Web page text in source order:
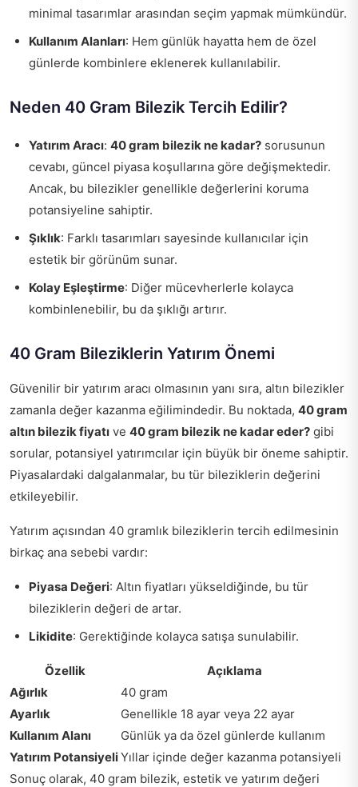
minimal tasarımlar arasından seçim yapmak mümkündür.
Kullanım Alanları: Hem günlük hayatta hem de özel
günlerde kombinlere eklenerek kullanılabilir.
Neden 40 Gram Bilezik Tercih Edilir?
Yatırım Aracı: 40 gram bilezik ne kadar? sorusunun
cevabı, güncel piyasa koşullarına göre değişmektedir.
Ancak, bu bilezikler genellikle değerlerini koruma
potansiyeline sahiptir.
Şıklık: Farklı tasarımları sayesinde kullanıcılar için
estetik bir görünüm sunar.
Kolay Eşleştirme: Diğer mücevherlerle kolayca
kombinlenebilir, bu da şıklığı artırır.
40 Gram Bileziklerin Yatırım Önemi
Güvenilir bir yatırım aracı olmasının yanı sıra, altın bilezikler
zamanla değer kazanma eğilimindedir. Bu noktada, 40 gram
altın bilezik fiyatı ve 40 gram bilezik ne kadar eder? gibi
sorular, potansiyel yatırımcılar için büyük bir öneme sahiptir.
Piyasalardaki dalgalanmalar, bu tür bileziklerin değerini
etkileyebilir.
Yatırım açısından 40 gramlık bileziklerin tercih edilmesinin
birkaç ana sebebi vardır:
Piyasa Değeri: Altın fiyatları yükseldiğinde, bu tür
bileziklerin değeri de artar.
Likidite: Gerektiğinde kolayca satışa sunulabilir.
Özellik
Açıklama
Ağırlık
40 gram
Ayarlık
Genellikle 18 ayar veya 22 ayar
Kullanım Alanı
Günlük ya da özel günlerde kullanım
Yatırım PotansiyeliYıllar içinde değer kazanma potansiyeli
Sonuç olarak, 40 gram bilezik, estetik ve yatırım değeri